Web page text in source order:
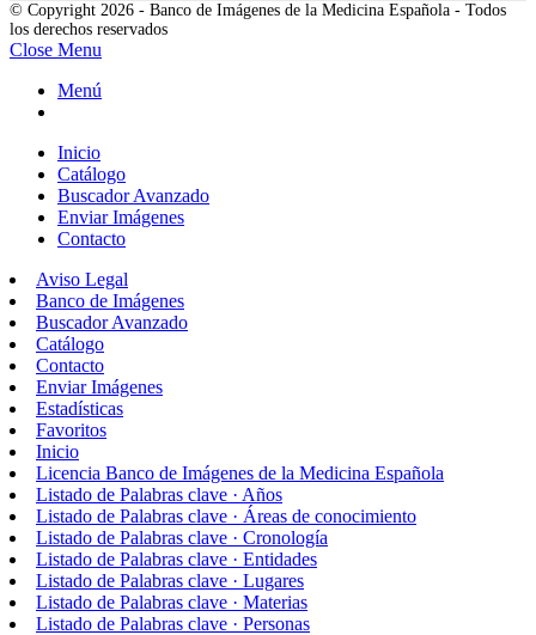
© Copyright 2026 - Banco de Imágenes de la Medicina Española - Todos
los derechos reservados
Close Menu
Menú
Inicio
Catálogo
Buscador Avanzado
Enviar Imágenes
Contacto
Aviso Legal
Banco de Imágenes
Buscador Avanzado
Catálogo
Contacto
Enviar Imágenes
Estadísticas
Favoritos
Inicio
Licencia Banco de Imágenes de la Medicina Española
Listado de Palabras clave · Años
Listado de Palabras clave · Áreas de conocimiento
Listado de Palabras clave · Cronología
Listado de Palabras clave · Entidades
Listado de Palabras clave · Lugares
Listado de Palabras clave · Materias
Listado de Palabras clave · Personas